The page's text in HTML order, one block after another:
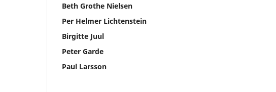
Beth Grothe Nielsen
Per Helmer Lichtenstein
Birgitte Juul
Peter Garde
Paul Larsson